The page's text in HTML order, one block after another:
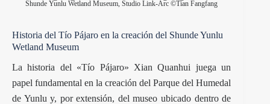
Shunde Yunlu Wetland Museum, Studio Link-Arc ©Tian Fangfang
Historia del Tío Pájaro en la creación del Shunde Yunlu
Wetland Museum
La historia del «Tío Pájaro» Xian Quanhui juega un
papel fundamental en la creación del Parque del Humedal
de Yunlu y, por extensión, del museo ubicado dentro de